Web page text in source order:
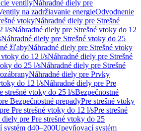
ventilyNáhradné diely pre
na zadržiavanie energieOdvodnenie
vtokyNáhradné diely pre Strešné
l/sNáhradné diely pre Strešné vtoky do 12
Náhradné diely pre Strešné vtoky do 25
žľabyNáhradné diely pre Strešné vtoky
vtoky do 12 l/sNáhradné diely pre Strešné
do 25 l/sNáhradné diely pre Strešné
Náhradné diely pre Prvky
do 12 l/sNáhradné diely pre Pre
strešné vtoky do 25 l/sBezpečnostné
Bezpečnostné prepadyPre strešné vtoky
Pre strešné vtoky do 12 l/sPre strešné
diely pre Pre strešné vtoky do 25
systém d40–200Upevňovací systém